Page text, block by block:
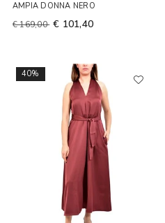
AMPIA DONNA NERO
€ 169,00 € 101,40
40%